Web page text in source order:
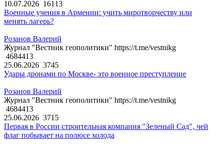
10.07.2026 16113
Военные учения в Армении: учить миротворчеству или
менять лагерь?
Розанов Валерий
Журнал "Вестник геополитики" https://t.me/vestnikg
4684413
25.06.2026 3745
Удары дронами по Москве- это военное преступление
Розанов Валерий
Журнал "Вестник геополитики" https://t.me/vestnikg
4684413
25.06.2026 3715
Первая в России строительная компания "Зеленый Сад", чей
флаг побывает на полюсе холода